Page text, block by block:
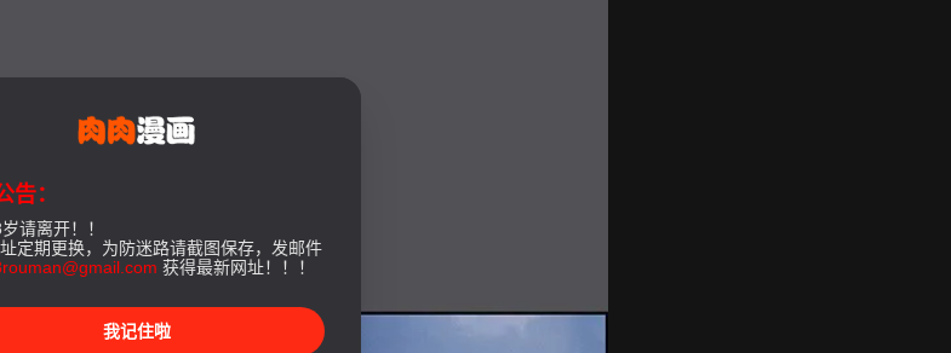
告：
请离开！！
定期更换，为防迷路请截图保存，发邮件
获得最新网址！！！
我记住啦